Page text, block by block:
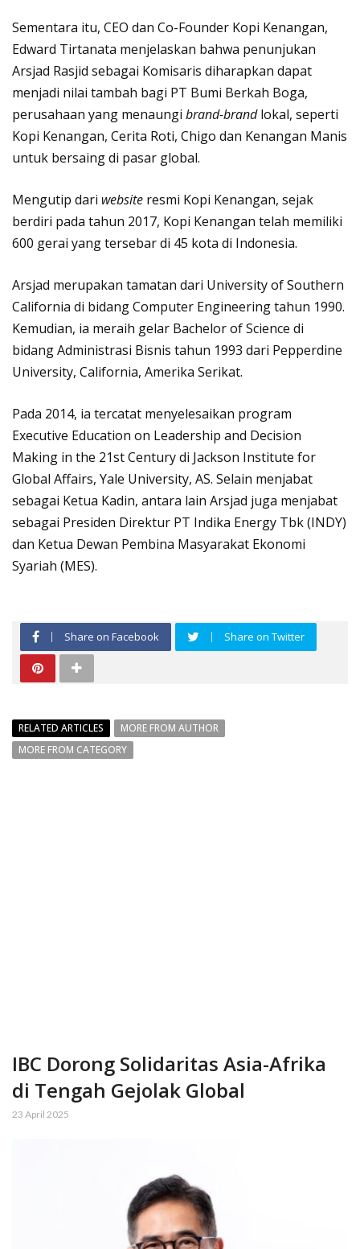
Sementara itu, CEO dan Co-Founder Kopi Kenangan,
Edward Tirtanata menjelaskan bahwa penunjukan
Arsjad Rasjid sebagai Komisaris diharapkan dapat
menjadi nilai tambah bagi PT Bumi Berkah Boga,
perusahaan yang menaungi brand-brandlokal, seperti
Kopi Kenangan, Cerita Roti, Chigo dan Kenangan Manis
untuk bersaing di pasar global.
Mengutip dari website resmi Kopi Kenangan, sejak
berdiri pada tahun 2017, Kopi Kenangan telah memiliki
600 gerai yang tersebar di 45 kota di Indonesia.
Arsjad merupakan tamatan dari University of Southern
California di bidang Computer Engineering tahun 1990.
Kemudian, ia meraih gelar Bachelor of Science di
bidang Administrasi Bisnis tahun 1993 dari Pepperdine
University, California, Amerika Serikat.
Pada 2014, ia tercatat menyelesaikan program
Executive Education on Leadership and Decision
Making in the 21st Century di Jackson Institute for
Global Affairs, Yale University, AS. Selain menjabat
sebagai Ketua Kadin, antara lain Arsjad juga menjabat
sebagai Presiden Direktur PT Indika Energy Tbk (INDY)
dan Ketua Dewan Pembina Masyarakat Ekonomi
Syariah (MES).
Share on Facebook Share on Twitter
RELATED ARTICLES
MORE FROM AUTHOR
MORE FROM CATEGORY
IBC Dorong Solidaritas Asia-Afrika
di Tengah Gejolak Global
23 April 2025